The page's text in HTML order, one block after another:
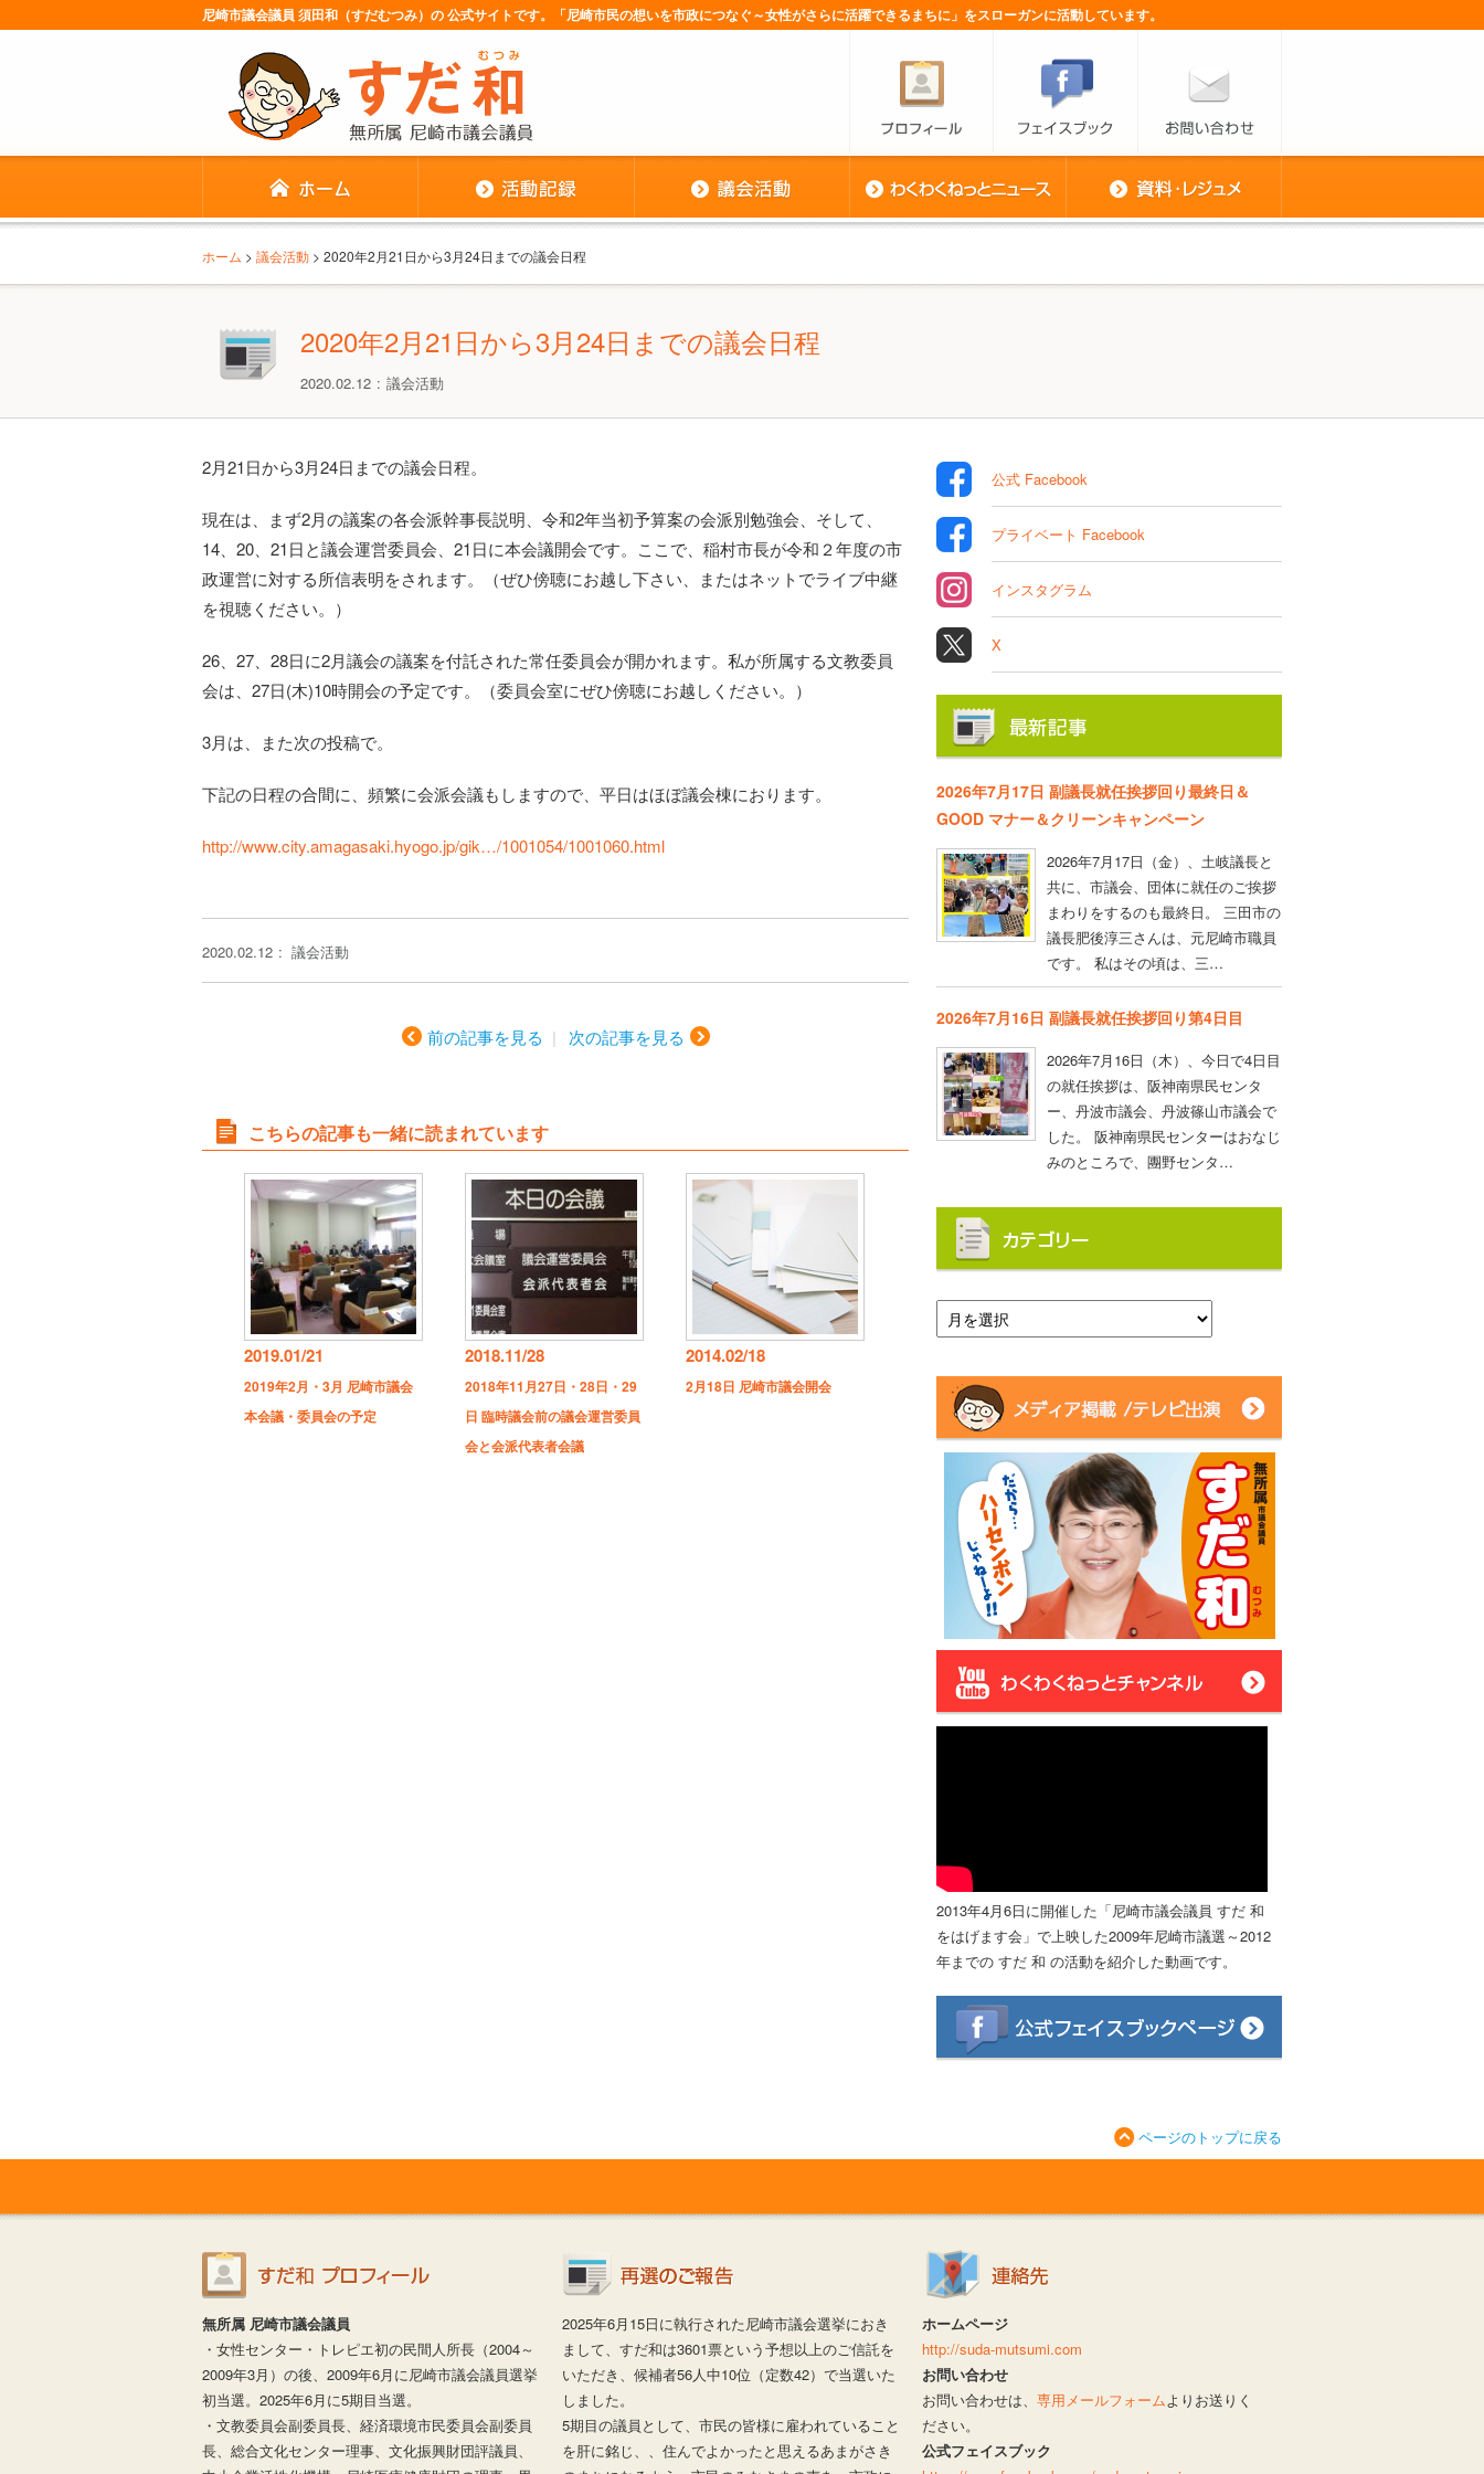
尼崎市議会議員 須田和（すだむつみ）の 公式サイトです。「尼崎市民の想いを市政につなぐ～女性がさらに活躍できるまちに」をスローガンに活動しています。
ホーム > 議会活動 > 2020年2月21日から3月24日までの議会日程
2020年2月21日から3月24日までの議会日程
2020.02.12 議会活動
2月21日から3月24日までの議会日程。
現在は、まず2月の議案の各会派幹事長説明、令和2年当初予算案の会派別勉強会、そして、
14、20、21日と議会運営委員会、21日に本会議開会です。ここで、稲村市長が令和２年度の市
政運営に対する所信表明をされます。（ぜひ傍聴にお越し下さい、またはネットでライブ中継
を視聴ください。）
26、27、28日に2月議会の議案を付託された常任委員会が開かれます。私が所属する文教委員
会は、27日(木)10時開会の予定です。（委員会室にぜひ傍聴にお越しください。）
3月は、また次の投稿で。
下記の日程の合間に、頻繁に会派会議もしますので、平日はほぼ議会棟におります。
http://www.city.amagasaki.hyogo.jp/gik…/1001054/1001060.html
2020.02.12 議会活動
前の記事を見る 次の記事を見る
こちらの記事も一緒に読まれています
2019.01/21
2019年2月・3月 尼崎市議会
本会議・委員会の予定
2018.11/28
2018年11月27日・28日・29
日 臨時議会前の議会運営委員
会と会派代表者会議
2014.02/18
2月18日 尼崎市議会開会
公式 Facebook
プライベート Facebook
インスタグラム
X
2026年7月17日 副議長就任挨拶回り最終日＆
GOOD マナー＆クリーンキャンペーン
2026年7月17日（金）、土岐議長と
共に、市議会、団体に就任のご挨拶
まわりをするのも最終日。 三田市の
議長肥後淳三さんは、元尼崎市職員
です。 私はその頃は、三…
2026年7月16日 副議長就任挨拶回り第4日目
2026年7月16日（木）、今日で4日目
の就任挨拶は、阪神南県民センタ
ー、丹波市議会、丹波篠山市議会で
した。 阪神南県民センターはおなじ
みのところで、團野センタ…
2013年4月6日に開催した「尼崎市議会議員 すだ 和
をはげます会」で上映した2009年尼崎市議選～2012
年までの すだ 和 の活動を紹介した動画です。
ページのトップに戻る
無所属 尼崎市議会議員
・女性センター・トレピエ初の民間人所長（2004～
2009年3月）の後、2009年6月に尼崎市議会議員選挙
初当選。2025年6月に5期目当選。
・文教委員会副委員長、経済環境市民委員会副委員
長、総合文化センター理事、文化振興財団評議員、
2025年6月15日に執行された尼崎市議会選挙におき
まして、すだ和は3601票という予想以上のご信託を
いただき、候補者56人中10位（定数42）で当選いた
しました。
5期目の議員として、市民の皆様に雇われていること
を肝に銘じ、、住んでよかったと思えるあまがさき
ホームページ
http://suda-mutsumi.com
お問い合わせ
お問い合わせは、 専用メールフォームよりお送りく
ださい。
公式フェイスブック